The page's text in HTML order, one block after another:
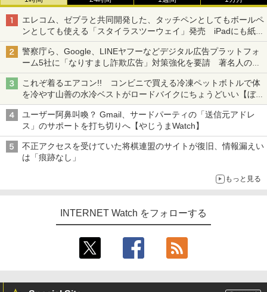
エレコム、ゼブラと共同開発した、タッチペンとしてもボールペ
ンとしても使える「スタイラスツーウェイ」発売 iPadにも紙に
も、持ち替えずに書き込める
警察庁ら、Google、LINEヤフーなどデジタル広告プラットフォ
ーム5社に「なりすまし詐欺広告」対策強化を要請 著名人の写
真や映像を使った投資詐欺などへの対策として
これぞ着るエアコン!! コンビニで買える冷凍ペットボトルで体
を冷やす山善の水冷ベストがロードバイクにちょうどいい【ぼっ
ち・ざ・ろーど！その14】【空いた時間でなにしてる？】
ユーザー阿鼻叫喚？ Gmail、サードパーティの「送信元アドレ
ス」のサポートを打ち切りへ【やじうまWatch】
不正アクセスを受けていた将棋連盟のサイトが復旧、情報漏えい
は「痕跡なし」
もっと見る
INTERNET Watch をフォローする